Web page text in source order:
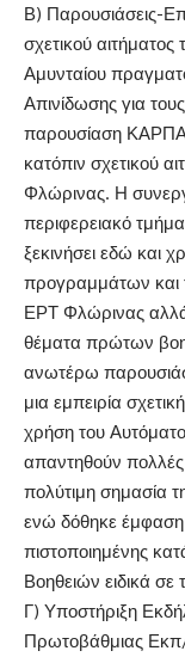
Β) Παρουσιάσεις-
σχετικού
Αμυνταίου
Απινίδωσης για
παρουσίαση ΚΑΡΠΑ
κατόπιν σχετικού
Φλώρινας. Η
περιφερειακό
ξεκινήσει εδώ και
προγραμμάτων και
ΕΡΤ Φλώρινας
θέματα πρώτων
ανωτέρω
μια εμπειρία
χρήση του
απαντηθούν
πολύτιμη σημασία
ενώ δόθηκε
πιστοποιημένης
Βοηθειών ειδικά σε
Γ) Υποστήριξη
Πρωτοβάθμιας